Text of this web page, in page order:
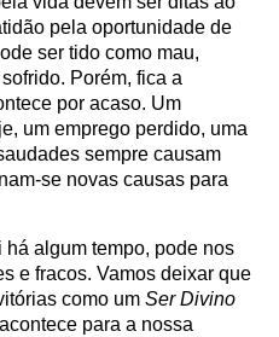
pela oportunidade de
ser tido como mau,
Porém, fica a
por acaso. Um
um emprego perdido, uma
sempre causam
se novas causas para
algum tempo, pode nos
e fracos. Vamos deixar que
como um Ser Divino
para a nossa